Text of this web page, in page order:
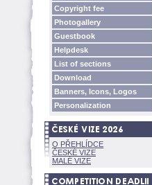
Copyright fee
Photogallery
Guestbook
Helpdesk
List of sections
Download
Banners, Icons, Logos
Personalization
O PŘEHLÍDCE
ČESKÉ VIZE
MALÉ VIZE